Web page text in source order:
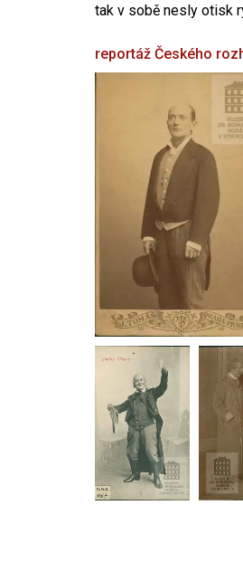
tak v sobě nesly otisk
reportáž Českého